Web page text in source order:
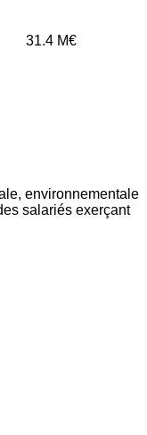
31.4 M€
environnementale
salariés exerçant